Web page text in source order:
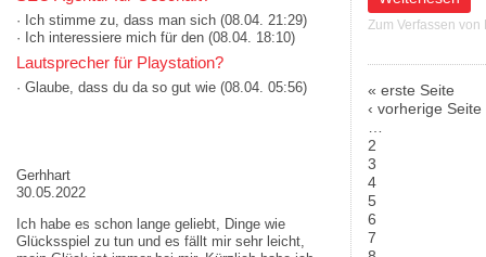
· Ich stimme zu, dass man sich (08.04. 21:29)
· Ich interessiere mich für den (08.04. 18:10)
Lautsprecher für Playstation?
· Glaube, dass du da so gut wie (08.04. 05:56)
Gerhhart
30.05.2022
Ich habe es schon lange geliebt, Dinge wie
Glücksspiel zu tun und es fällt mir sehr leicht,
Zum Verfassen
« erste Seite
‹ vorherige Seite
2
3
4
5
6
7